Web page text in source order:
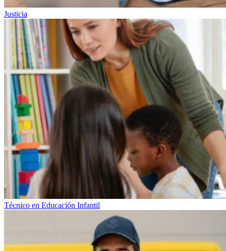
Justicia
Técnico en Educación Infantil